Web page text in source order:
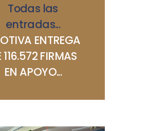
Todas las
entradas...
ENTREGA
116.572 FIRMAS
EN APOYO...